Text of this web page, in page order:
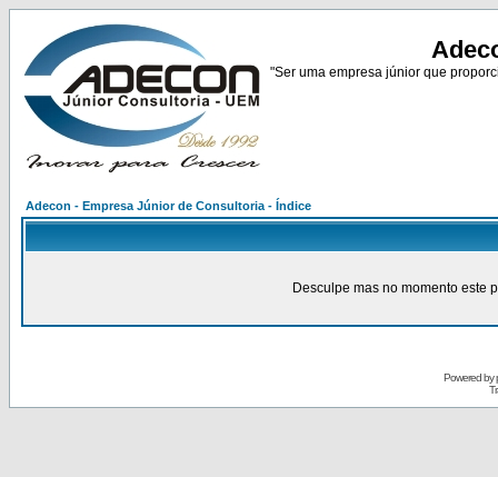
"Ser uma empresa júnior que
Adecon - Empresa Júnior de Consultoria - Índice
Desculpe mas no momento este
Powered by